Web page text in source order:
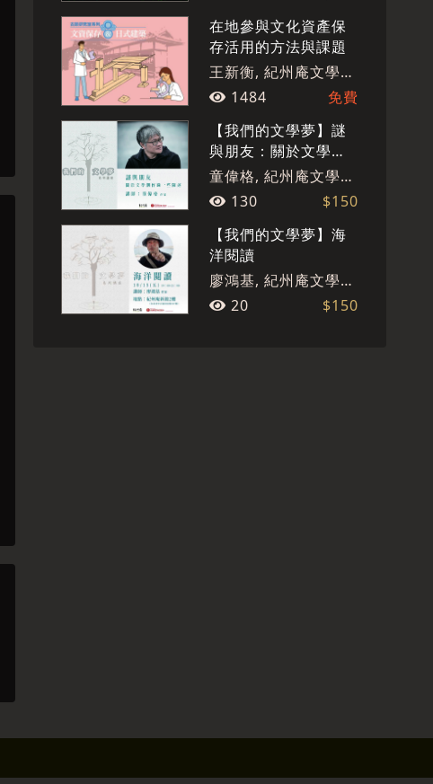
在地參與文化資產保
存活用的方法與課題
王新衡, 紀州庵文學森
林 1484
免費
【我們的文學夢】謎
與朋友：關於文學創
作的一些陳述
童偉格, 紀州庵文學森
林 130
$150
【我們的文學夢】海
洋閱讀
廖鴻基, 紀州庵文學森
林 20 $150